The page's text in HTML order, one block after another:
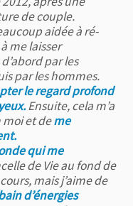
de couple.
aidée à ré-
me laisser
par les
par les hommes.
le regard profond
Ensuite, cela m’a
moi et deme
qui me
de Vie au fond de
mais j’aime de
d’énergies